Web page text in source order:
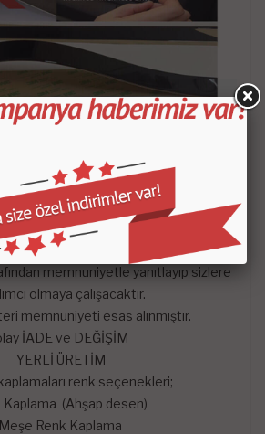
oluşmaktadır.
Designgarantisini taşımaktadır.
olursa olsun çekinmeden dilediğiniz
soru sor kısmından sorularınızı
kısa zaman da konusunda uzman
memnuniyetle yanıtlayıp sizlere
olmaya çalışacaktır.
memnuniyeti esas alınmıştır.
İADE ve DEĞİŞİM
YERLİ ÜRETİM
renk seçenekleri;
Kaplama (Ahşap desen)
Meşe Renk Kaplama